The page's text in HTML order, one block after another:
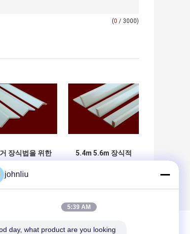
(0 / 3000)
장식법을 위한
딩
5.4m 5.6m 장식적
johnliu
5:39 AM
day, what product are you looking